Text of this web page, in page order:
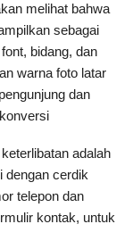
melihat bahwa
sebagai
bidang, dan
warna foto latar
dan
adalah
dengan cerdik
telepon dan
kontak, untuk